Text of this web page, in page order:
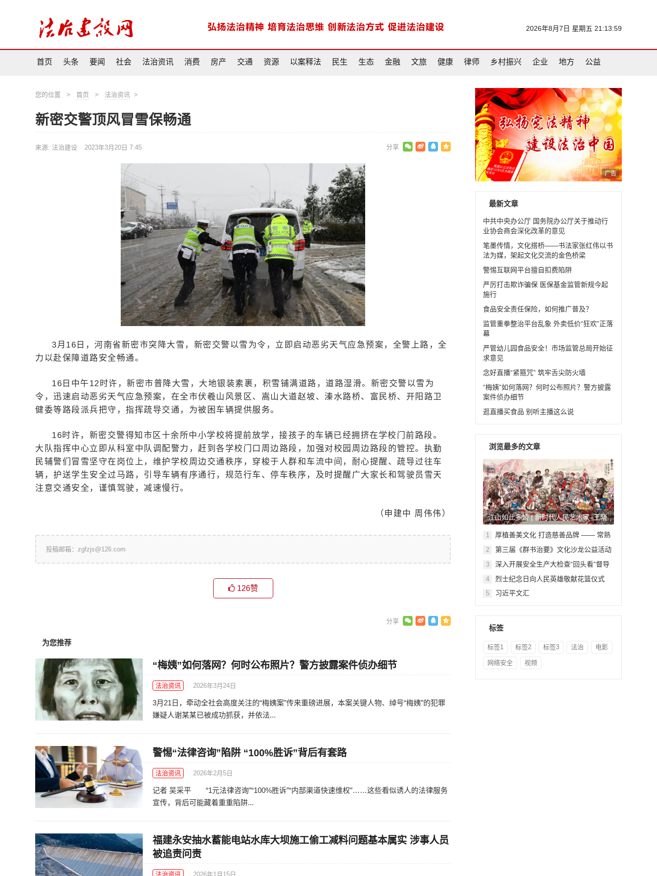
2026年8月7日 星期五 21:14:00
首页 头条 要闻 社会 法治资讯 消费 房产 交通 资源 以案释法 民生 生态 金融 文旅 健康 律师 乡村振兴 企业 地方 公益
您的位置 > 首页 > 法治资讯 >
新密交警顶风冒雪保畅通
来源: 法治建设 2023年3月20日 7:45
3月16日，河南省新密市突降大雪，新密交警以雪为令，立即启动恶劣天气应急预案，全警上路，全
力以赴保障道路安全畅通。
16日中午12时许，新密市普降大雪，大地银装素裹，积雪铺满道路，道路湿滑。新密交警以雪为
令，迅速启动恶劣天气应急预案，在全市伏羲山风景区、嵩山大道赵坡、溱水路桥、富民桥、开阳路卫
健委等路段派兵把守，指挥疏导交通，为被困车辆提供服务。
16时许，新密交警得知市区十余所中小学校将提前放学，接孩子的车辆已经拥挤在学校门前路段。
大队指挥中心立即从科室中队调配警力，赶到各学校门口周边路段，加强对校园周边路段的管控。执勤
民辅警们冒雪坚守在岗位上，维护学校周边交通秩序，穿梭于人群和车流中间，耐心提醒、疏导过往车
辆，护送学生安全过马路，引导车辆有序通行，规范行车、停车秩序，及时提醒广大家长和驾驶员雪天
注意交通安全，谨慎驾驶，减速慢行。
（申建中 周伟伟）
投稿邮箱：zgfzjs@126.com
126赞
为您推荐
“梅姨”如何落网？何时公布照片？警方披露案件侦办细节
法治资讯 2026年3月24日
3月21日，牵动全社会高度关注的“梅姨案”传来重磅进展，本案关键人物、绰号“梅姨”的犯罪
嫌疑人谢某某已被成功抓获，并依法...
警惕“法律咨询”陷阱 “100%胜诉”背后有套路
法治资讯 2026年2月5日
记者 吴采平 “1元法律咨询”“100%胜诉”“内部渠道快速维权”……这些看似诱人的法律服务
宣传，背后可能藏着重重陷阱...
福建永安抽水蓄能电站水库大坝施工偷工减料问题基本属实 涉事人员
被追责问责
法治资讯 2026年1月15日
广告
最新文章
中共中央办公厅 国务院办公厅关于推动行
业协会商会深化改革的意见
笔墨传情，文化搭桥——书法家张红伟以书
法为媒，架起文化交流的金色桥梁
警惕互联网平台擅自扣费陷阱
严厉打击欺诈骗保 医保基金监管新规今起
施行
食品安全责任保险，如何推广普及？
监管重拳整治平台乱象 外卖低价“狂欢”正落
幕
严管幼儿园食品安全！市场监管总局开始征
求意见
念好直播“紧箍咒” 筑牢舌尖防火墙
“梅姨”如何落网？何时公布照片？警方披露
案件侦办细节
逛直播买食品 别听主播这么说
浏览最多的文章
江山如此多娇 | 新时代人民艺术家–王晓
鹏
1
厚植善美文化 打造慈善品牌 —— 常熟
举行六个慈善文化教育基地授牌仪式
2
第三届《群书治要》文化沙龙公益活动
在北京顺利举行
3
深入开展安全生产大检查“回头看”督导
检查
4 烈士纪念日向人民英雄敬献花篮仪式
5 习近平文汇
标签
标签1 标签2 标签3 法治 电影
网络安全 视频